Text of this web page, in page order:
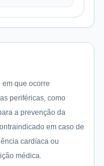
em que ocorre
periféricas, como
a prevenção da
em caso de
cardíaca ou
médica.